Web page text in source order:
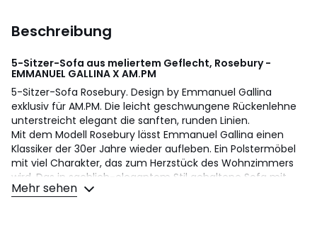
Beschreibung
5-Sitzer-Sofa aus meliertem Geflecht, Rosebury -
EMMANUEL GALLINA X AM.PM
5-Sitzer-Sofa Rosebury. Design by Emmanuel Gallina
exklusiv für AM.PM. Die leicht geschwungene Rückenlehne
unterstreicht elegant die sanften, runden Linien.
Mit dem Modell Rosebury lässt Emmanuel Gallina einen
Klassiker der 30er Jahre wieder aufleben. Ein Polstermöbel
mit viel Charakter, das zum Herzstück des Wohnzimmers
wird. Das in sachlich-elegantem Stil gehaltene Sofa mit
den schönen runden Formen bietet eine grosszügige und
Mehr sehen